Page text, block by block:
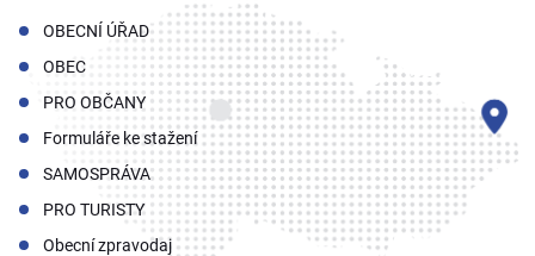
OBECNÍ ÚŘAD
OBEC
PRO OBČANY
Formuláře ke stažení
SAMOSPRÁVA
PRO TURISTY
Obecní zpravodaj